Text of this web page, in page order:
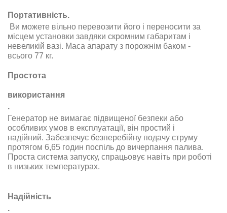
Портативність.
Ви можете вільно перевозити його і переносити за
місцем установки завдяки скромним габаритам і
невеликій вазі. Маса апарату з порожнім баком -
всього 77 кг.
Простота
використання
.
Генератор не вимагає підвищеної безпеки або
особливих умов в експлуатації, він простий і
надійний. Забезпечує безперебійну подачу струму
протягом 6,65 годин поспіль до вичерпання палива.
Проста система запуску, спрацьовує навіть при роботі
в низьких температурах.
Надійність
.